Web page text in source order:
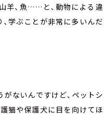
山羊、魚……と、動物による違
学ぶことが非常に多いんだ
がないんですけど、ペットシ
猫や保護犬に目を向けてほ